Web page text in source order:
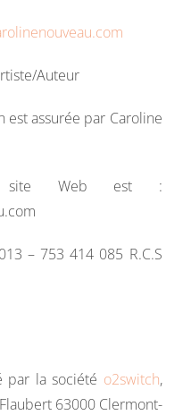
Auteur
assurée par Caroline
site Web est :
– 753 414 085 R.C.S
par la société o2switch,
63000 Clermont-